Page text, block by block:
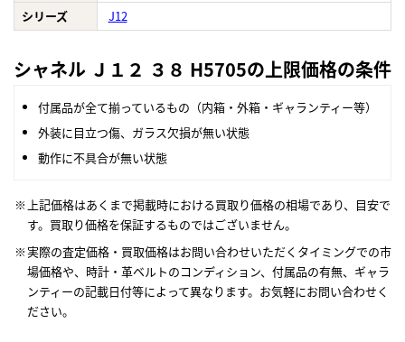
シリーズ
J12
シャネル Ｊ１２ ３８ H5705の上限価格の条件
付属品が全て揃っているもの（内箱・外箱・ギャランティー等）
外装に目立つ傷、ガラス欠損が無い状態
動作に不具合が無い状態
上記価格はあくまで掲載時における買取り価格の相場であり、目安で
す。買取り価格を保証するものではございません。
実際の査定価格・買取価格はお問い合わせいただくタイミングでの市
場価格や、時計・革ベルトのコンディション、付属品の有無、ギャラ
ンティーの記載日付等によって異なります。お気軽にお問い合わせく
ださい。